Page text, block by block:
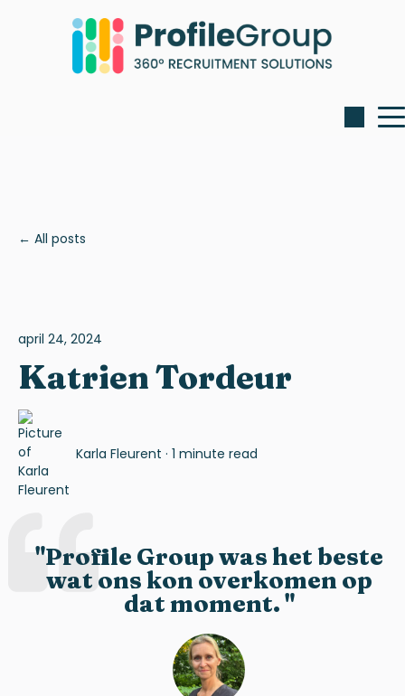
All posts
april 24, 2024
Katrien Tordeur
Karla Fleurent · 1 minute read
"Profile Group was het beste
wat ons kon overkomen op
dat moment."